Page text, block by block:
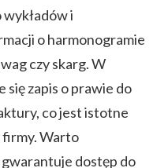
i
o harmonogramie
czy skarg. W
się zapis o prawie do
co jest istotne
Warto
dostęp do